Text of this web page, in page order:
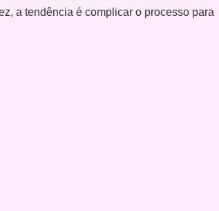
a tendência é complicar o processo para